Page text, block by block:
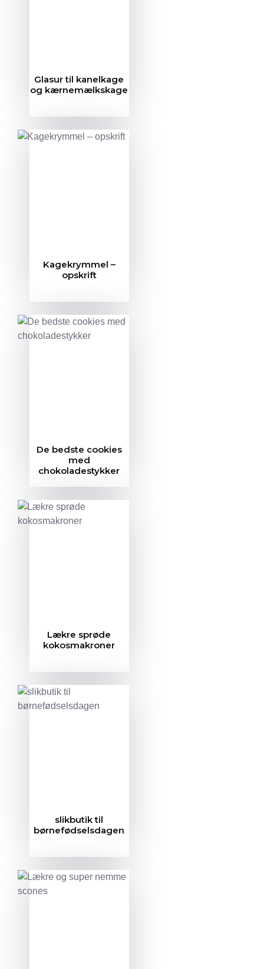
Glasur til kanelkage
og kærnemælkskage
Kagekrymmel –
opskrift
De bedste cookies
med
chokoladestykker
Lækre sprøde
kokosmakroner
slikbutik til
børnefødselsdagen